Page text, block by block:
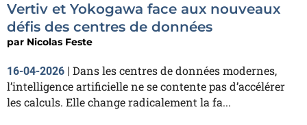
Vertiv et Yokogawa face aux nouveaux
défis des centres de données
par Nicolas Feste
16-04-2026 | Dans les centres de données modernes,
l’intelligence artificielle ne se contente pas d’accélérer
les calculs. Elle change radicalement la fa...